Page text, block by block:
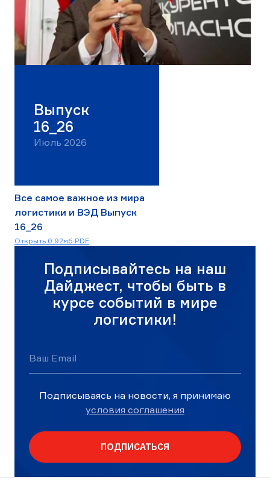
Выпуск
16_26
Июль 2026
Все самое важное из мира
логистики и ВЭД Выпуск
16_26
Скачать
Открыть 0.92мб PDF
Подписывайтесь на наш
Дайджест, чтобы быть в
курсе событий в мире
логистики!
Ваш Email
Подписываясь на новости, я принимаю
условия соглашения
ПОДПИСАТЬСЯ